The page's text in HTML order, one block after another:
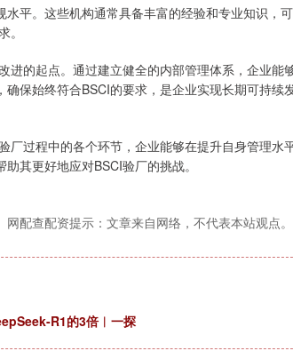
平。这些机构通常具备丰富的经验和专业知识，可
进的起点。通过建立健全的内部管理体系，企业能
保始终符合BSCI的要求，是企业实现长期可持续
厂过程中的各个环节，企业能够在提升自身管理水
其更好地应对BSCI验厂的挑战。
网配查配资提示：文章来自网络，不代表本站观点。
R1的3倍︱一探